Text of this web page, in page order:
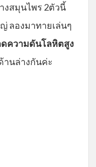
งสมุนไพร 2ตัวนี้
ลองมาทายเล่นๆ
ความดันโลหิตสูง
านล่างกันค่ะ